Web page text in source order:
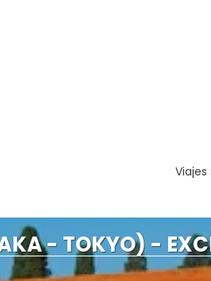
- TOKYO) -